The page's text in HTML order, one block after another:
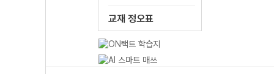
교재 정오표